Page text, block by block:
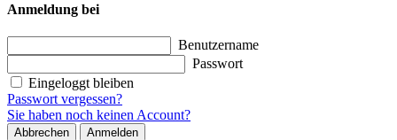
Anmeldung bei
Benutzername
Passwort
Eingeloggt bleiben
Passwort vergessen?
Sie haben noch keinen Account?
Abbrechen Anmelden